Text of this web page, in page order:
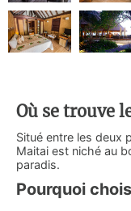
Où se trouve
Situé entre les deux
Maitai est niché au
paradis.
Pourquoi